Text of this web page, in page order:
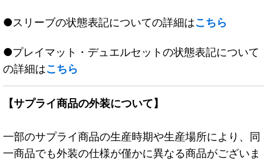
●スリーブの状態表記についての詳細はこちら
●プレイマット・デュエルセットの状態表記について
の詳細はこちら
【サプライ商品の外装について】
一部のサプライ商品の生産時期や生産場所により、同
一商品でも外装の仕様が僅かに異なる商品がございま